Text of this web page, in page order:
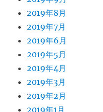
2019年8月
2019年7月
2019年6月
2019年5月
2019年4月
2019年3月
2019年2月
2019年1月